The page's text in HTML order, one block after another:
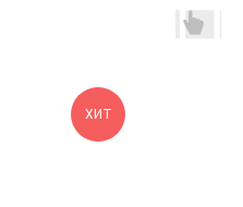
ХИТ